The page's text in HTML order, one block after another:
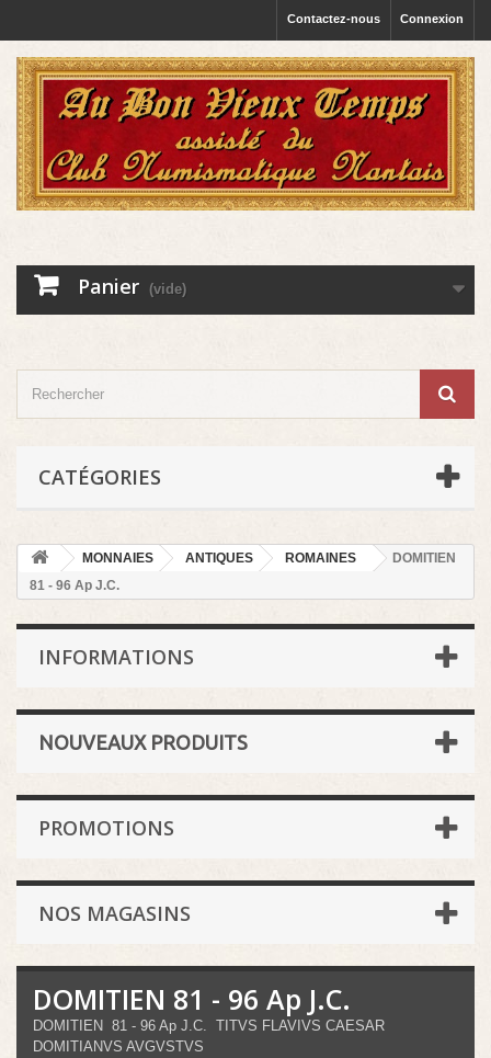
Connexion
Contactez-nous
Panier (vide)
CATÉGORIES
MONNAIES ANTIQUES ROMAINES
DOMITIEN
81 - 96 Ap J.C.
INFORMATIONS
NOUVEAUX PRODUITS
PROMOTIONS
NOS MAGASINS
DOMITIEN 81 - 96 Ap J.C.
DOMITIEN 81 - 96 Ap J.C. TITVS FLAVIVS CAESAR
DOMITIANVS AVGVSTVS